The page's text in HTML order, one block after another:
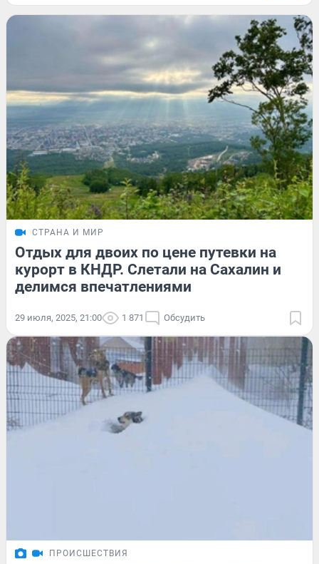
СТРАНА И МИР
Отдых для двоих по цене путевки на
курорт в КНДР. Слетали на Сахалин и
делимся впечатлениями
29 июля, 2025, 21:00 1 871 Обсудить
ПРОИСШЕСТВИЯ